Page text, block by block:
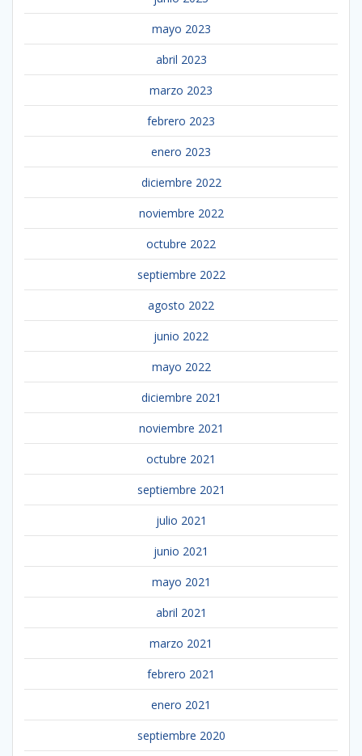
mayo 2023
abril 2023
marzo 2023
febrero 2023
enero 2023
diciembre 2022
noviembre 2022
octubre 2022
septiembre 2022
agosto 2022
junio 2022
mayo 2022
diciembre 2021
noviembre 2021
octubre 2021
septiembre 2021
julio 2021
junio 2021
mayo 2021
abril 2021
marzo 2021
febrero 2021
enero 2021
septiembre 2020